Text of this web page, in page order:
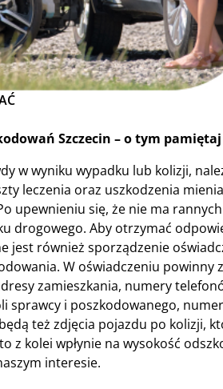
Szczecin – o tym
w wyniku wypadku lub kolizji,
leczenia oraz uszkodzenia
upewnieniu się, że nie ma
drogowego. Aby otrzymać
jest również sporządzenie
W oświadczeniu powinny
zamieszkania, numery
sprawcy i poszkodowanego,
też zdjęcia pojazdu po kolizji,
z kolei wpłynie na wysokość
interesie.